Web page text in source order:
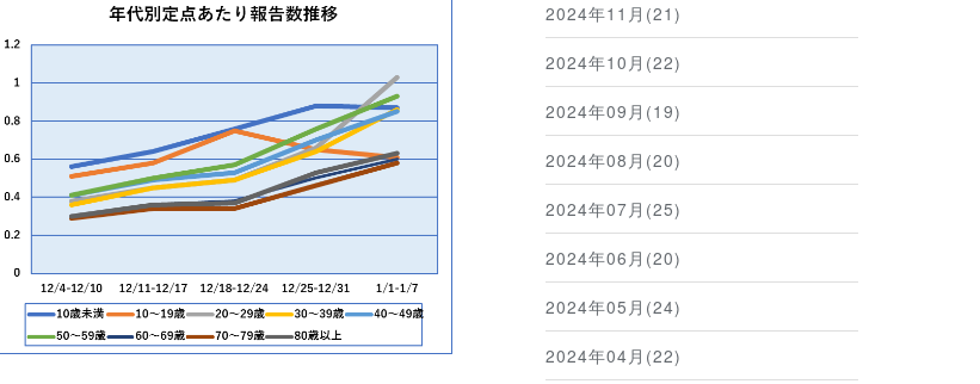
2024年11月(21)
2024年10月(22)
2024年09月(19)
2024年08月(20)
2024年07月(25)
2024年06月(20)
2024年05月(24)
2024年04月(22)